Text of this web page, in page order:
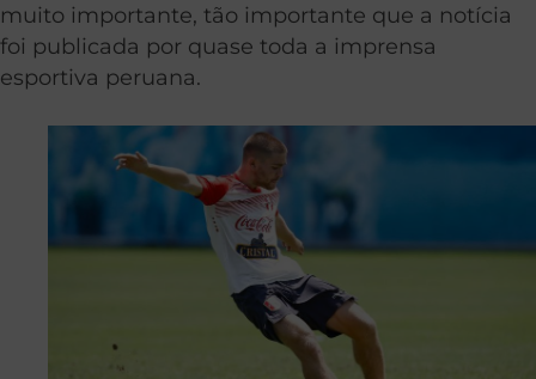
muito importante, tão importante que a notícia
foi publicada por quase toda a imprensa
esportiva peruana.